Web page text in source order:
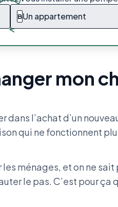
BUn appartement
mon
dans l’achat d’un
qui ne fonctionnent
ménages, et on ne sait
le pas. C’est pour ça